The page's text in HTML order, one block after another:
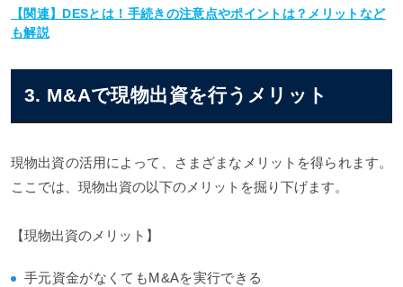
【関連】DESとは！手続きの注意点やポイントは？メリットなど
も解説
3. M&Aで現物出資を行うメリット
現物出資の活用によって、さまざまなメリットを得られます。
ここでは、現物出資の以下のメリットを掘り下げます。
【現物出資のメリット】
手元資金がなくてもM&Aを実行できる